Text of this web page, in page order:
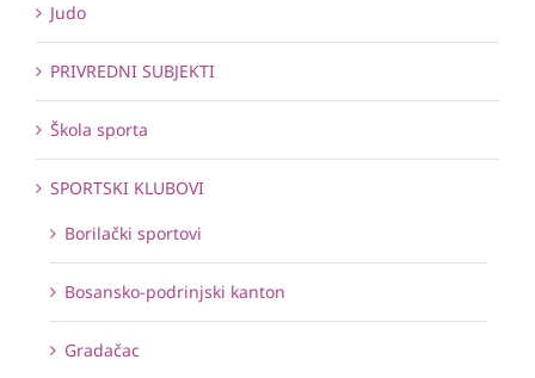
Judo
PRIVREDNI SUBJEKTI
Škola sporta
SPORTSKI KLUBOVI
Borilački sportovi
Bosansko-podrinjski kanton
Gradačac